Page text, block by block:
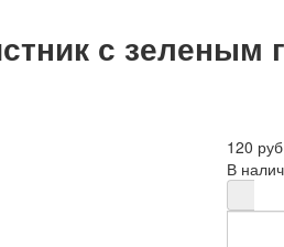
с зеленым
120 руб
В